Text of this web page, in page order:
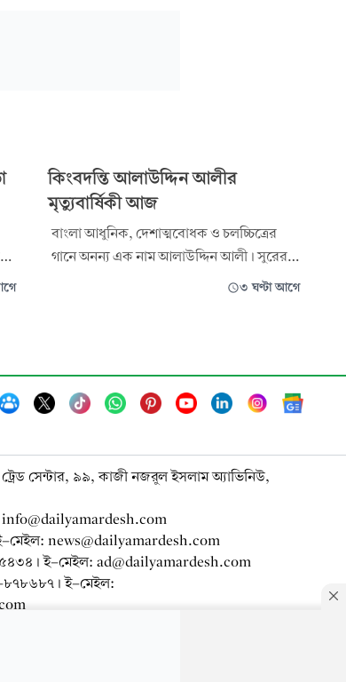
কিংবদন্তি আলাউদ্দিন আলীর
মৃত্যুবার্ষিকী আজ
বাংলা আধুনিক, দেশাত্মবোধক ও চলচ্চিত্রের
গানে অনন্য এক নাম আলাউদ্দিন আলী। সুরের
মাধুর্য ও সংগীতের নিজস্ব ধারায় তিনি সমৃদ্ধ
কিংবদন্তি এই সংগীতব্যক্তিত্বের প্রয়াণদিবস
৩ ঘণ্টা আগে
সেন্টার, ৯৯, কাজী নজরুল ইসলাম অ্যাভিনিউ,
মেইল: news@dailyamardesh.com
। ই-মেইল: ad@dailyamardesh.com
। ই-মেইল: